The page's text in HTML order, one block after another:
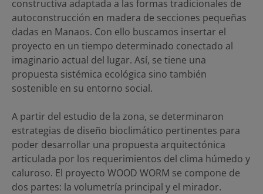
constructiva adaptada a las formas tradicionales de
autoconstrucción en madera de secciones pequeñas
dadas en Manaos. Con ello buscamos insertar el
proyecto en un tiempo determinado conectado al
imaginario actual del lugar. Así, se tiene una
propuesta sistémica ecológica sino también
sostenible en su entorno social.
A partir del estudio de la zona, se determinaron
estrategias de diseño bioclimático pertinentes para
poder desarrollar una propuesta arquitectónica
articulada por los requerimientos del clima húmedo y
caluroso. El proyecto WOOD WORM se compone de
dos partes: la volumetría principal y el mirador.